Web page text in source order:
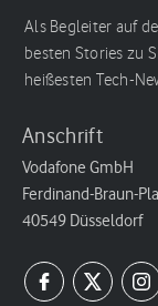
Als Begleiter auf
besten Stories zu
heißesten Tech-
Anschrift
Vodafone GmbH
Ferdinand-Braun-
40549 Düsseldorf